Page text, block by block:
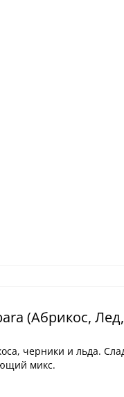
(Абрикос,
черники и льда.
микс.